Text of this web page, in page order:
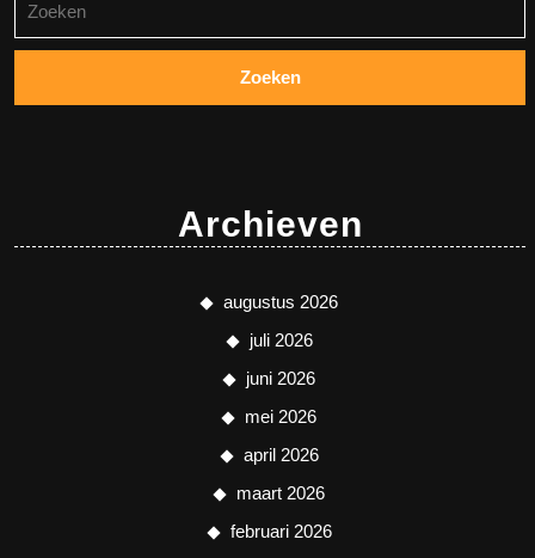
naar:
Archieven
augustus 2026
juli 2026
juni 2026
mei 2026
april 2026
maart 2026
februari 2026